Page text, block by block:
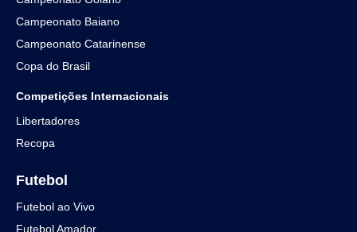
Campeonato Baiano
Campeonato Catarinense
Copa do Brasil
Competições Internacionais
Libertadores
Recopa
Futebol
Futebol ao Vivo
Futebol Amador